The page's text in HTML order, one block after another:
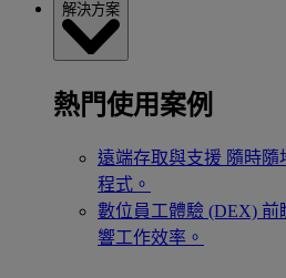
解決方案
熱門使用案例
遠端存取與支援 隨時隨
程式。
數位員工體驗 (DEX) 前
響工作效率。